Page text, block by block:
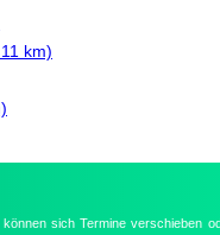
km)
sich Termine verschieben